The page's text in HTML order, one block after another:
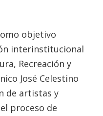
objetivo
interinstitucional
Recreación y
José Celestino
de artistas y
proceso de